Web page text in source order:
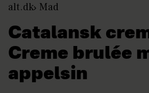
alt.dk Mad
Catalansk
Creme brulée
appelsin